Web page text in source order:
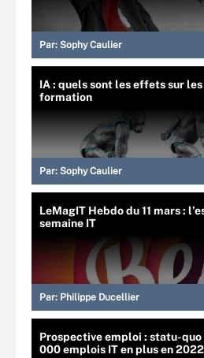
Par: Sophy Caulier
IA : quels sont les effets sur
formation
Par: Sophy Caulier
LeMagIT Hebdo du 11 mars :
semaine IT
Par: Philippe Ducellier
Prospective emploi : statu-quo
000 emplois IT en plus en 2022